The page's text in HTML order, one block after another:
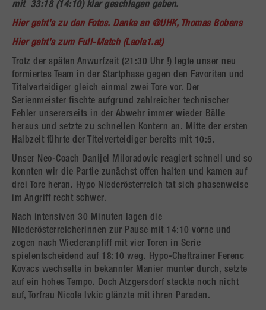
mit 33:18 (14:10) klar geschlagen geben.
Hier geht's zu den Fotos. Danke an @UHK, Thomas Bobens
Hier geht's zum Full-Match (Laola1.at)
Trotz der späten Anwurfzeit (21:30 Uhr !) legte unser neu
formiertes Team in der Startphase gegen den Favoriten und
Titelverteidiger gleich einmal zwei Tore vor. Der
Serienmeister fischte aufgrund zahlreicher technischer
Fehler unsererseits in der Abwehr immer wieder Bälle
heraus und setzte zu schnellen Kontern an. Mitte der ersten
Halbzeit führte der Titelverteidiger bereits mit 10:5.
Unser Neo-Coach Danijel Miloradovic reagiert schnell und so
konnten wir die Partie zunächst offen halten und kamen auf
drei Tore heran. Hypo Niederösterreich tat sich phasenweise
im Angriff recht schwer.
Nach intensiven 30 Minuten lagen die
Niederösterreicherinnen zur Pause mit 14:10 vorne und
zogen nach Wiederanpfiff mit vier Toren in Serie
spielentscheidend auf 18:10 weg. Hypo-Cheftrainer Ferenc
Kovacs wechselte in bekannter Manier munter durch, setzte
auf ein hohes Tempo. Doch Atzgersdorf steckte noch nicht
auf, Torfrau Nicole Ivkic glänzte mit ihren Paraden.